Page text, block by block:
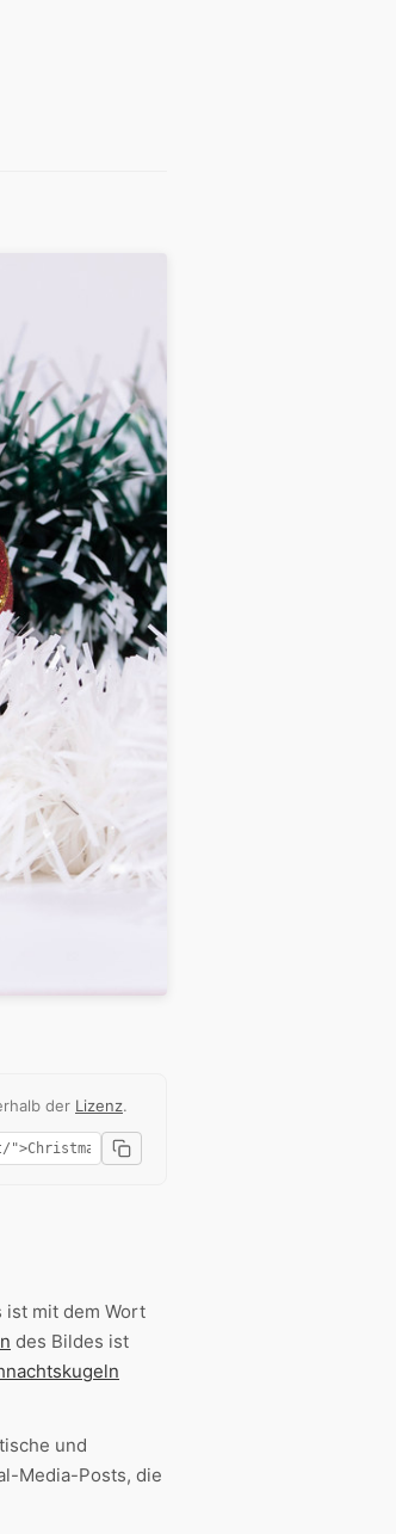
der Lizenz.
ist mit dem Wort
des Bildes ist
und
Media-Posts, die